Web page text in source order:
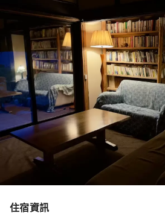
住宿資訊